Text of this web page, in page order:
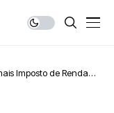
Imposto de Renda